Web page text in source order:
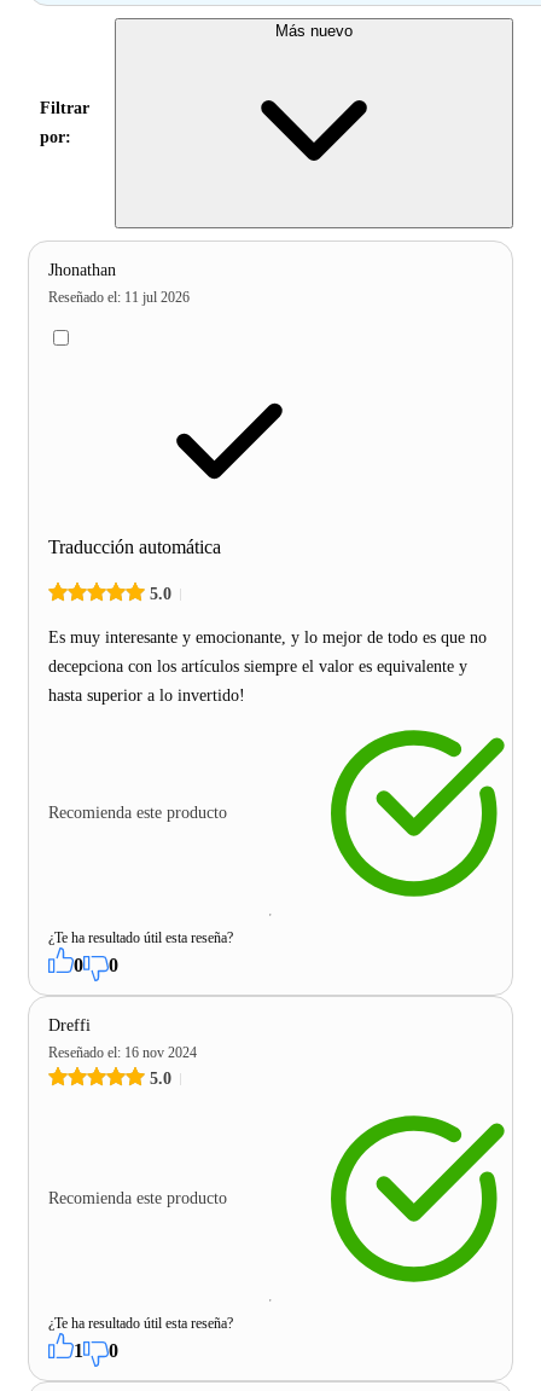
Filtrar
por:
Más nuevo
Jhonathan
Reseñado el: 11 jul 2026
Traducción automática
5.0
Es muy interesante y emocionante, y lo mejor de todo es que no
decepciona con los artículos siempre el valor es equivalente y
hasta superior a lo invertido!
Recomienda este producto
¿Te ha resultado útil esta reseña?
0 0
Dreffi
Reseñado el: 16 nov 2024
5.0
Recomienda este producto
¿Te ha resultado útil esta reseña?
1 0